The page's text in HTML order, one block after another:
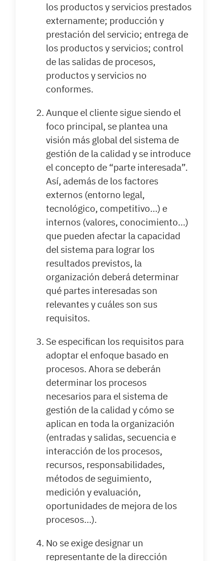
los productos y servicios prestados
externamente; producción y
prestación del servicio; entrega de
los productos y servicios; control
de las salidas de procesos,
productos y servicios no
conformes.
Aunque el cliente sigue siendo el
foco principal, se plantea una
visión más global del sistema de
gestión de la calidad y se introduce
el concepto de “parte interesada”.
Así, además de los factores
externos (entorno legal,
tecnológico, competitivo…) e
internos (valores, conocimiento…)
que pueden afectar la capacidad
del sistema para lograr los
resultados previstos, la
organización deberá determinar
qué partes interesadas son
relevantes y cuáles son sus
requisitos.
Se especifican los requisitos para
adoptar el enfoque basado en
procesos. Ahora se deberán
determinar los procesos
necesarios para el sistema de
gestión de la calidad y cómo se
aplican en toda la organización
(entradas y salidas, secuencia e
interacción de los procesos,
recursos, responsabilidades,
métodos de seguimiento,
medición y evaluación,
oportunidades de mejora de los
procesos…).
No se exige designar un
representante de la dirección